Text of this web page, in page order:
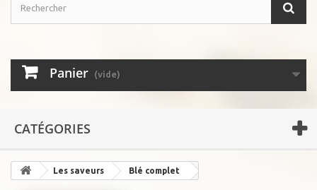
Panier (vide)
CATÉGORIES
Les saveurs Blé complet